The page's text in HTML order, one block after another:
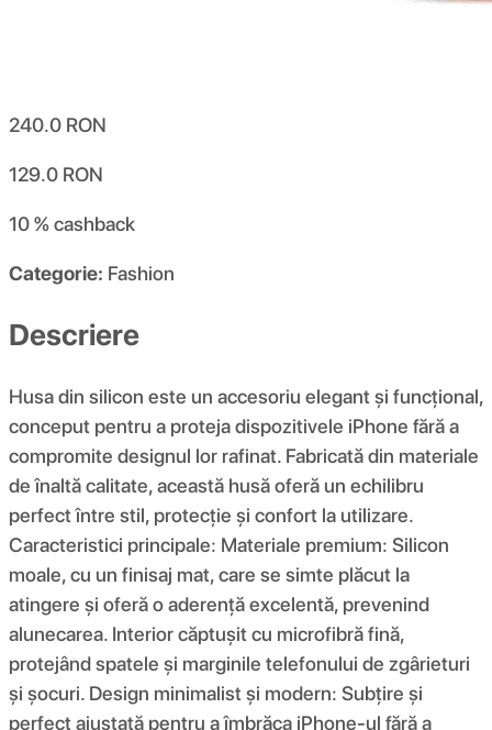
240.0 RON
129.0 RON
10 %cashback
Categorie: Fashion
Descriere
Husa din silicon este un accesoriu elegant și funcțional,
conceput pentru a proteja dispozitivele iPhone fără a
compromite designul lor rafinat. Fabricată din materiale
de înaltă calitate, această husă oferă un echilibru
perfect între stil, protecție și confort la utilizare.
Caracteristici principale: Materiale premium: Silicon
moale, cu un finisaj mat, care se simte plăcut la
atingere și oferă o aderență excelentă, prevenind
alunecarea. Interior căptușit cu microfibră fină,
protejând spatele și marginile telefonului de zgârieturi
și șocuri. Design minimalist și modern: Subțire și
perfect ajustată pentru a îmbrăca iPhone-ul fără a